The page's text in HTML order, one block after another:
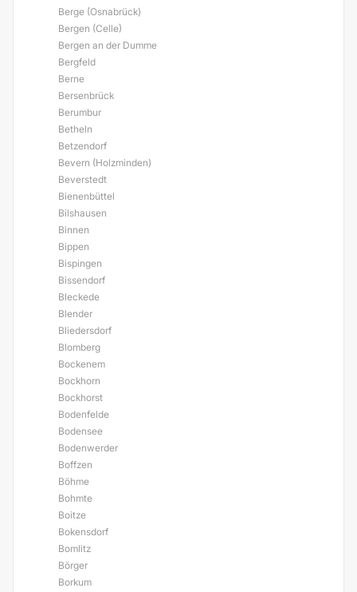
Berge (Osnabrück)
Bergen (Celle)
Bergen an der Dumme
Bergfeld
Berne
Bersenbrück
Berumbur
Betheln
Betzendorf
Bevern (Holzminden)
Beverstedt
Bienenbüttel
Bilshausen
Binnen
Bippen
Bispingen
Bissendorf
Bleckede
Blender
Bliedersdorf
Blomberg
Bockenem
Bockhorn
Bockhorst
Bodenfelde
Bodensee
Bodenwerder
Boffzen
Böhme
Bohmte
Boitze
Bokensdorf
Bomlitz
Börger
Borkum